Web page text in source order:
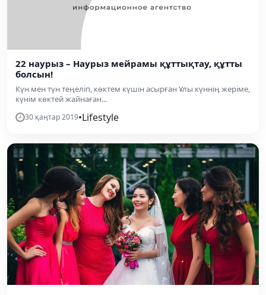
22 наурыз – Наурыз мейрамы құттықтау, құтты
болсын!
Күн мен түн теңеліп, көктем күшін асырған Ұлы күннің жеріме,
күнім көктей жайнаған...
30 қаңтар 2019•Lifestyle